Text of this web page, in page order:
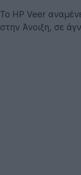
Το HP Veer
στην Άνοιξη, σε